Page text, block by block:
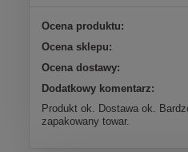
Ocena produktu:
Ocena sklepu:
Ocena dostawy:
Dodatkowy komentarz:
Produkt ok. Dostawa ok.
zapakowany towar.